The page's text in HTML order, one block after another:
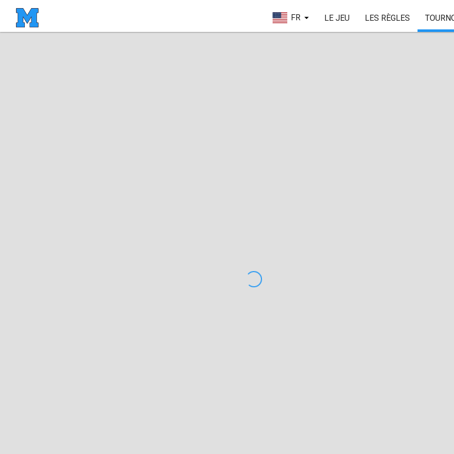
FR LE JEU LES RÈGLES